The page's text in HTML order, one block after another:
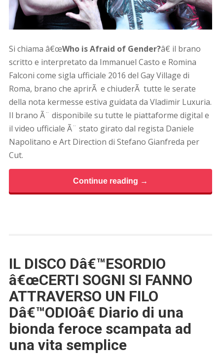
Si chiama â€œWho is Afraid of Gender?â€ il brano
scritto e interpretato da Immanuel Casto e Romina
Falconi come sigla ufficiale 2016 del Gay Village di
Roma, brano che aprirÃ e chiuderÃ tutte le serate
della nota kermesse estiva guidata da Vladimir Luxuria.
Il brano Ã¨ disponibile su tutte le piattaforme digital e
il video ufficiale Ã¨ stato girato dal regista Daniele
Napolitano e Art Direction di Stefano Gianfreda per
Cut.
Continue reading →
IL DISCO Dâ€™ESORDIO
â€œCERTI SOGNI SI FANNO
ATTRAVERSO UN FILO
Dâ€™ODIOâ€ Diario di una
bionda feroce scampata ad
una vita semplice